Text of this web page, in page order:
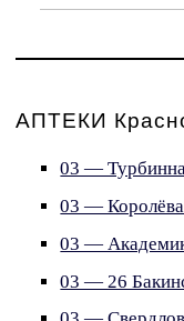
АПТЕКИ
03 —
03 —
03 —
03 — 26